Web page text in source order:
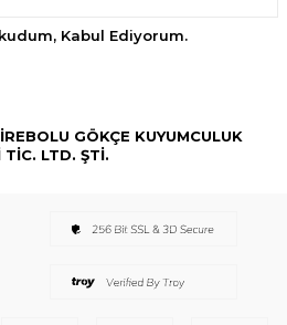
Kabul Ediyorum.
GÖKÇE KUYUMCULUK
TİC. LTD. ŞTİ.